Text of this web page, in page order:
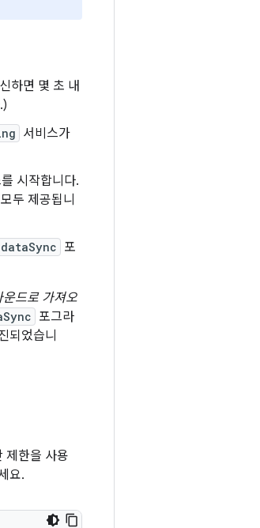
하면 몇 초 내
서비스가
시작합니다.
두 제공됩니
dataSync 포
드로 가져오
포그라
되었습니
제한을 사용
요.